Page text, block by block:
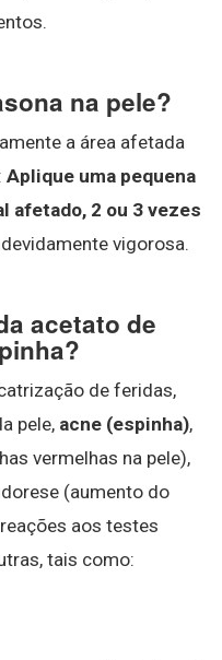
na pele?
a área afetada
Aplique uma pequena
afetado, 2 ou 3 vezes
vigorosa.
acetato de
de feridas,
pele, acne (espinha),
vermelhas na pele),
(aumento do
aos testes
tais como: